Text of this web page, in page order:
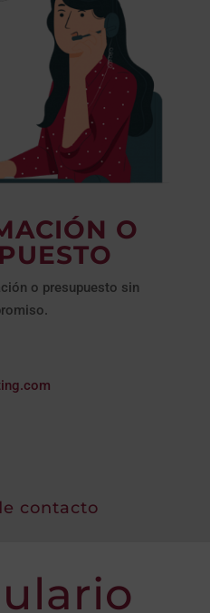
O
o presupuesto sin
contacto